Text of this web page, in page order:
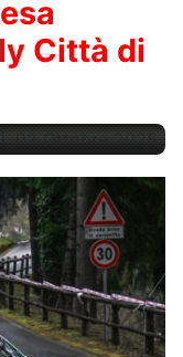
Città di
02 Ottobre 2025